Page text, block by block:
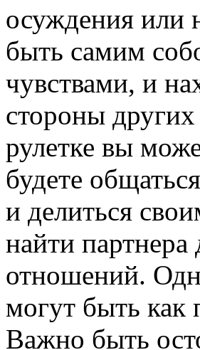
осуждения или
быть самим
чувствами, и
стороны других
рулетке вы
будете
и делиться
найти
отношений.
могут быть как
Важно быть